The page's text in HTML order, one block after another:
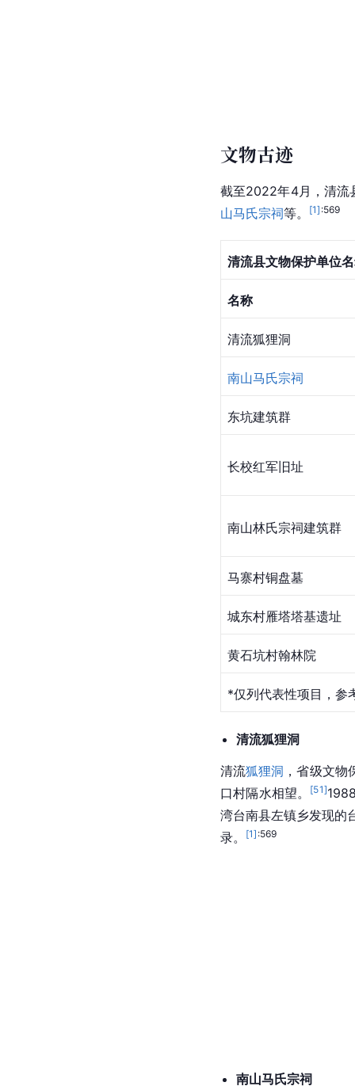
文物古迹
截至2022年4月，清流
山马氏宗祠等。 [1] :569
清流县文物保护单位
名称
清流狐狸洞
南山马氏宗祠
东坑建筑群
长校红军旧址
南山林氏宗祠建筑群
马寨村铜盘墓
城东村雁塔塔基遗址
黄石坑村翰林院
*仅列代表性项目，参
清流狐狸洞
清流狐狸洞 ，省级文
口村隔水相望。 [51]
湾台南县左镇乡发现的
录。
[1] :569
南山马氏宗祠